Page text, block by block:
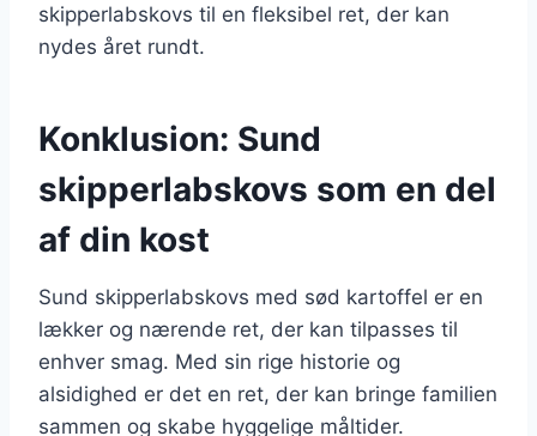
skipperlabskovs til en fleksibel ret, der kan
nydes året rundt.
Konklusion: Sund
skipperlabskovs som en del
af din kost
Sund skipperlabskovs med sød kartoffel er en
lækker og nærende ret, der kan tilpasses til
enhver smag. Med sin rige historie og
alsidighed er det en ret, der kan bringe familien
sammen og skabe hyggelige måltider.